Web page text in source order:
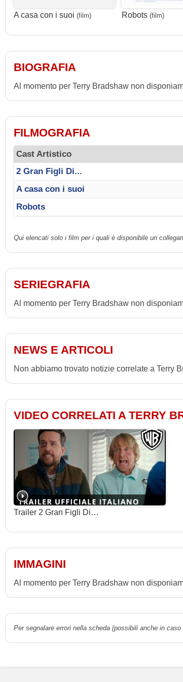
A casa con i suoi (film) Robots (film)
BIOGRAFIA
Al momento per Terry Bradshaw non
FILMOGRAFIA
Cast Artistico
2 Gran Figli Di...
A casa con i suoi
Robots
Qui elencati solo i film per i quali è disponibile un
SERIEGRAFIA
Al momento per Terry Bradshaw non
NEWS E ARTICOLI
Non abbiamo trovato notizie correlate a Terry
VIDEO CORRELATI A TERRY
Trailer 2 Gran Figli Di…
IMMAGINI
Al momento per Terry Bradshaw non
Per segnalare errori nella scheda (possibili anche in